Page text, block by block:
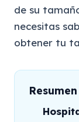
de su
necesitas
obtener tu